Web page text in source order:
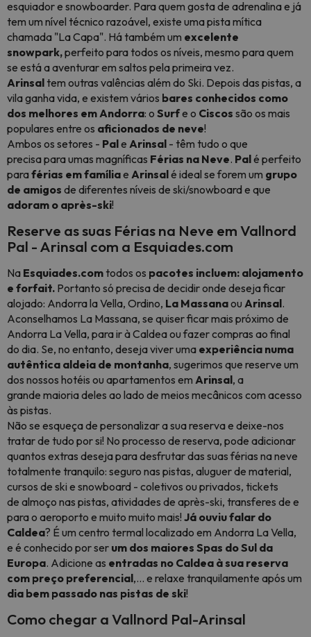
esquiador e snowboarder. Para quem gosta de adrenalina e já
tem um nível técnico razoável, existe uma pista mítica
chamada "La Capa". Há também um excelente
snowpark,perfeito para todos os níveis, mesmo para quem
se está a aventurar em saltos pela primeira vez.
Arinsal tem outras valências além do Ski. Depois das pistas, a
vila ganha vida, e existem vários bares conhecidos como
dos melhores em Andorra: o Surfe o Ciscos são os mais
populares entre os aficionados de neve!
Ambos os setores - Pale Arinsal - têm tudo o que
precisa para umas magníficas Férias na Neve. Palé perfeito
paraférias em famíliae Arinsalé ideal se forem um grupo
de amigos de diferentes níveis de ski/snowboard e que
adoram o après-ski!
Reserve as suas Férias na Neve em Vallnord
Pal - Arinsal com a Esquiades.com
Na Esquiades.com todos os pacotes incluem: alojamento
e forfait. Portanto só precisa de decidir onde deseja ficar
alojado: Andorra la Vella, Ordino, La Massanaou Arinsal.
Aconselhamos La Massana, se quiser ficar mais próximo de
Andorra La Vella, para ir à Caldea ou fazer compras ao final
do dia. Se, no entanto, deseja viver uma experiência numa
autêntica aldeia de montanha, sugerimos que reserve um
dos nossos hotéis ou apartamentos em Arinsal, a
grande maioria deles ao lado de meios mecânicos com acesso
às pistas.
Não se esqueça de personalizar a sua reserva e deixe-nos
tratar de tudo por si! No processo de reserva, pode adicionar
quantos extras deseja para desfrutar das suas férias na neve
totalmente tranquilo: seguro nas pistas, aluguer de material,
cursos de ski e snowboard - coletivos ou privados, tickets
de almoço nas pistas, atividades de après-ski, transferes de e
para o aeroporto e muito muito mais! Já ouviu falar do
Caldea? É um centro termal localizado em Andorra La Vella,
e é conhecido por ser um dos maiores Spas do Sul da
Europa. Adicione as entradas no Caldea à sua reserva
com preço preferencial,... e relaxe tranquilamente após um
dia bem passado nas pistas de ski!
Como chegar a Vallnord Pal-Arinsal